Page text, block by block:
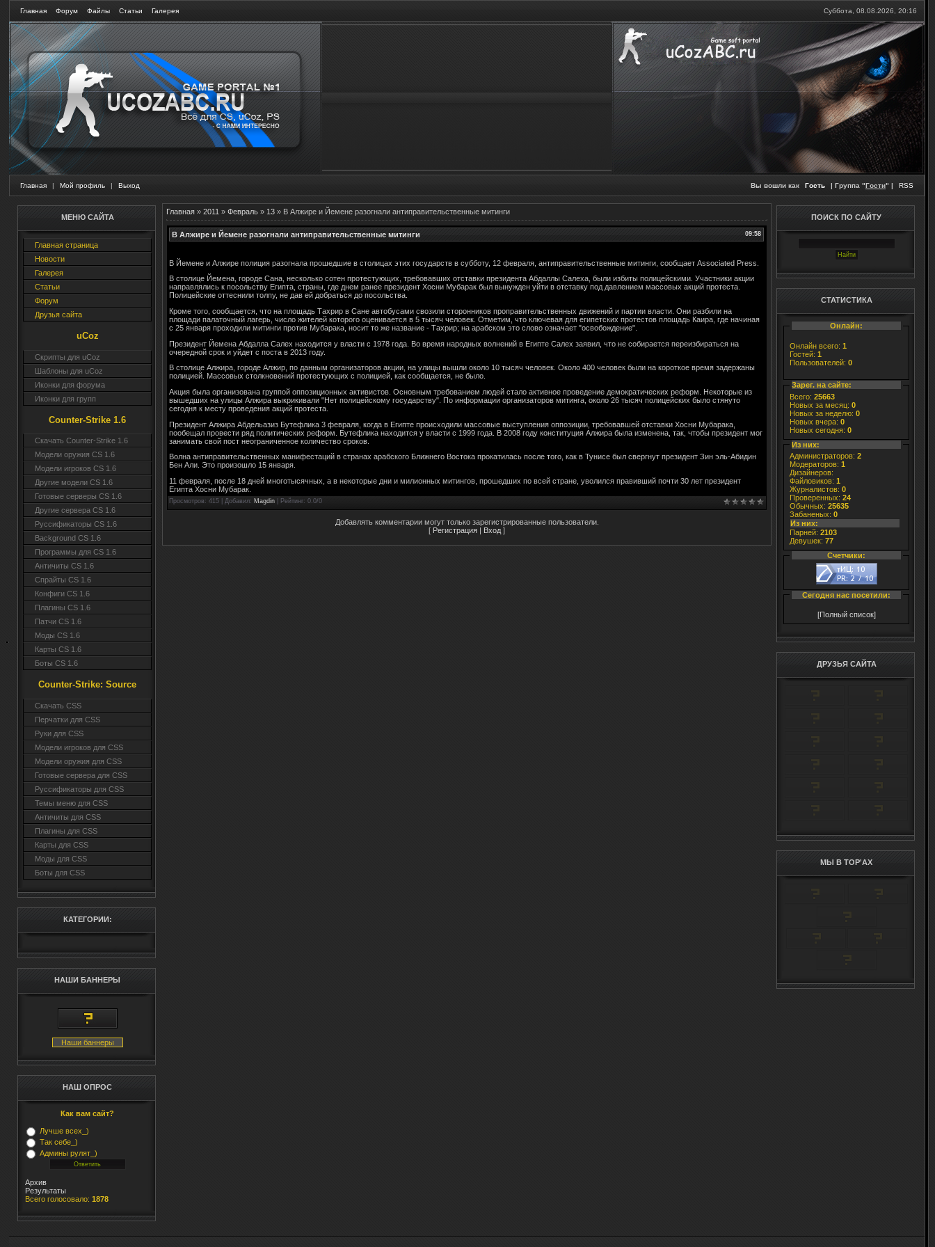
Главная Форум Файлы Статьи Галерея Суббота, 08.08.2026, 20:16
Главная | Мой профиль | Выход Вы вошли как Гость | Группа "Гости" | RSS
МЕНЮ САЙТА
Главная страница
Новости
Галерея
Статьи
Форум
Друзья сайта
uCoz
Скрипты для uCoz
Шаблоны для uCoz
Иконки для форума
Иконки для групп
Counter-Strike 1.6
Скачать Counter-Strike 1.6
Модели оружия CS 1.6
Модели игроков CS 1.6
Другие модели CS 1.6
Готовые серверы CS 1.6
Другие сервера CS 1.6
Руссификаторы CS 1.6
Background CS 1.6
Программы для CS 1.6
Античиты CS 1.6
Спрайты CS 1.6
Конфиги CS 1.6
Плагины CS 1.6
Патчи CS 1.6
Моды CS 1.6
Карты CS 1.6
Боты CS 1.6
Counter-Strike: Source
Cкачать CSS
Перчатки для CSS
Руки для CSS
Модели игроков для CSS
Модели оружия для CSS
Готовые сервера для CSS
Руссификаторы для CSS
Темы меню для CSS
Античиты для CSS
Плагины для CSS
Карты для CSS
Моды для CSS
Боты для CSS
КАТЕГОРИИ:
НАШИ БАННЕРЫ
Наши баннеры
НАШ ОПРОС
Как вам сайт?
Лучше всех_)
Так себе_)
Админы рулят_)
Архив
Результаты
Всего голосовало: 1878
Главная » 2011 » Февраль » 13 » В Алжире и Йемене разогнали антиправительственные митинги
09:58
В Алжире и Йемене разогнали антиправительственные митинги
В Йемене и Алжире полиция разогнала прошедшие в столицах этих государств в субботу, 12 февраля, антиправительственные митинги, сообщает Associated Press.
В столице Йемена, городе Сана, несколько сотен протестующих, требовавших отставки президента Абдаллы Салеха, были избиты полицейскими. Участники акции
направлялись к посольству Египта, страны, где днем ранее президент Хосни Мубарак был вынужден уйти в отставку под давлением массовых акций протеста.
Полицейские оттеснили толпу, не дав ей добраться до посольства.
Кроме того, сообщается, что на площадь Тахрир в Сане автобусами свозили сторонников проправительственных движений и партии власти. Они разбили на
площади палаточный лагерь, число жителей которого оценивается в 5 тысяч человек. Отметим, что ключевая для египетских протестов площадь Каира, где начиная
с 25 января проходили митинги против Мубарака, носит то же название - Тахрир; на арабском это слово означает "освобождение".
Президент Йемена Абдалла Салех находится у власти с 1978 года. Во время народных волнений в Египте Салех заявил, что не собирается переизбираться на
очередной срок и уйдет с поста в 2013 году.
В столице Алжира, городе Алжир, по данным организаторов акции, на улицы вышли около 10 тысяч человек. Около 400 человек были на короткое время задержаны
полицией. Массовых столкновений протестующих с полицией, как сообщается, не было.
Акция была организована группой оппозиционных активистов. Основным требованием людей стало активное проведение демократических реформ. Некоторые из
вышедших на улицы Алжира выкрикивали "Нет полицейскому государству". По информации организаторов митинга, около 26 тысяч полицейских было стянуто
сегодня к месту проведения акций протеста.
Президент Алжира Абдельазиз Бутефлика 3 февраля, когда в Египте происходили массовые выступления оппозиции, требовавшей отставки Хосни Мубарака,
пообещал провести ряд политических реформ. Бутефлика находится у власти с 1999 года. В 2008 году конституция Алжира была изменена, так, чтобы президент мог
занимать свой пост неограниченное количество сроков.
Волна антиправительственных манифестаций в странах арабского Ближнего Востока прокатилась после того, как в Тунисе был свергнут президент Зин эль-Абидин
Бен Али. Это произошло 15 января.
11 февраля, после 18 дней многотысячных, а в некоторые дни и милионных митингов, прошедших по всей стране, уволился правивший почти 30 лет президент
Египта Хосни Мубарак.
Просмотров: 415 | Добавил: Magdin Рейтинг: 0.0/0
Добавлять комментарии могут только зарегистрированные пользователи.
[ Регистрация | Вход ]
ПОИСК ПО САЙТУ
СТАТИСТИКА
Онлайн:
Онлайн всего: 1
Гостей: 1
Пользователей: 0
Зарег. на сайте:
Всего: 25663
Новых за месяц: 0
Новых за неделю: 0
Новых вчера: 0
Новых сегодня: 0
Из них:
Администраторов: 2
Модераторов: 1
Дизайнеров:
Файловиков: 1
Журналистов: 0
Проверенных: 24
Обычных: 25635
Забаненых: 0
Из них:
Парней: 2103
Девушек: 77
Счетчики:
Сегодня нас посетили:
[Полный список]
ДРУЗЬЯ САЙТА
МЫ В TOP'AX